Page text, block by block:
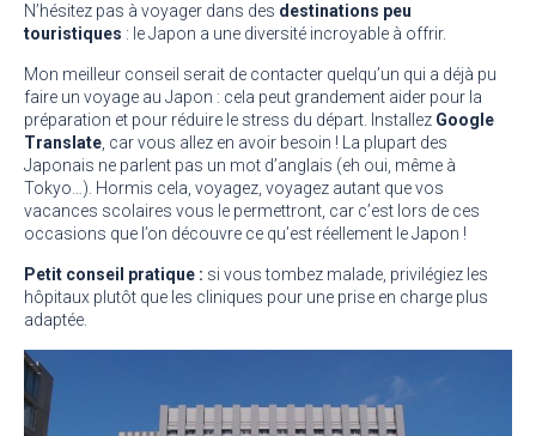
N’hésitez pas à voyager dans des destinations peu
touristiques : le Japon a une diversité incroyable à offrir.
Mon meilleur conseil serait de contacter quelqu’un qui a déjà pu
faire un voyage au Japon : cela peut grandement aider pour la
préparation et pour réduire le stress du départ. Installez Google
Translate, car vous allez en avoir besoin ! La plupart des
Japonais ne parlent pas un mot d’anglais (eh oui, même à
Tokyo…). Hormis cela, voyagez, voyagez autant que vos
vacances scolaires vous le permettront, car c’est lors de ces
occasions que l’on découvre ce qu’est réellement le Japon !
Petit conseil pratique : si vous tombez malade, privilégiez les
hôpitaux plutôt que les cliniques pour une prise en charge plus
adaptée.